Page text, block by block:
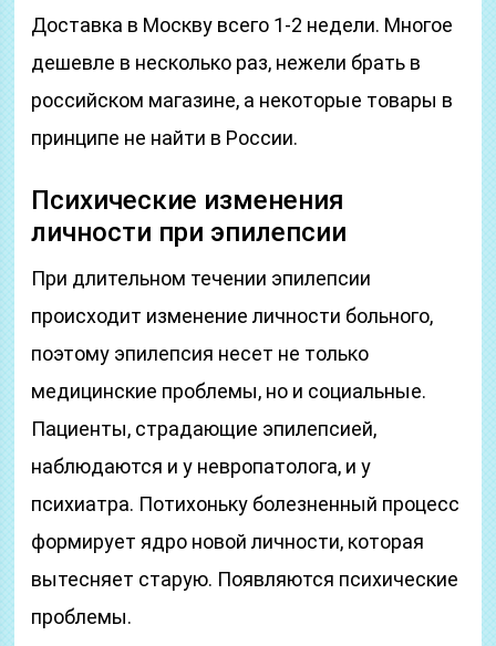
Доставка в Москву всего 1-2 недели. Многое
дешевле в несколько раз, нежели брать в
российском магазине, а некоторые товары в
принципе не найти в России.
Психические изменения
личности при эпилепсии
При длительном течении эпилепсии
происходит изменение личности больного,
поэтому эпилепсия несет не только
медицинские проблемы, но и социальные.
Пациенты, страдающие эпилепсией,
наблюдаются и у невропатолога, и у
психиатра. Потихоньку болезненный процесс
формирует ядро новой личности, которая
вытесняет старую. Появляются психические
проблемы.